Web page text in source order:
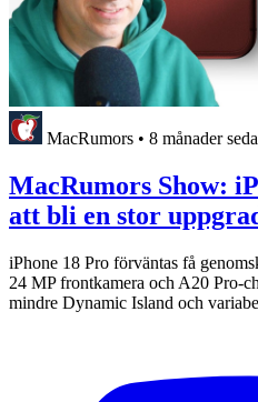
MacRumors • 8 månader
MacRumors Show:
att bli en stor
iPhone 18 Pro förväntas få
24 MP frontkamera och A20 Pro-
mindre Dynamic Island och